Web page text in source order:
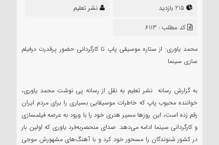
نشر تعلیم
کد مطلب : 6113
محمد یاوری: از ستاره موسیقی پاپ تا کارگردانی حضور پرقدرت درفیلم
سازی سینما
به گزارش رسانه نشر تعلیم به نقل از رسانه پی نوشت محمد یاوری،
خواننده محبوب پاپ که خاطرات موسیقایی بسیاری را برای مردم ایران
رقم زده است، این روزها مسیر هنری خود را با ورود به عرصه فیلمسازی
و کارگردانی سینما ادامه می‌دهد. صدای منحصربه‌فرد یاوری که اولین بار
در کشور شنوندگان را مسحور خود کرد و با آهنگ‌های مشهورش موجی